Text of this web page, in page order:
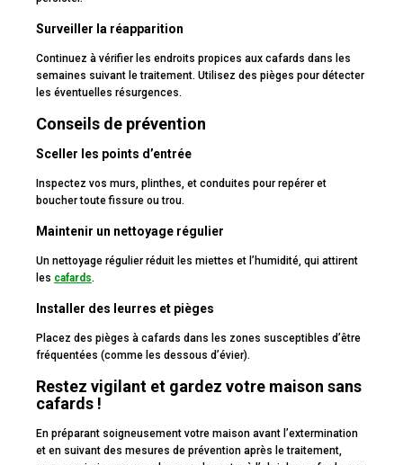
Surveiller la réapparition
Continuez à vérifier les endroits propices aux cafards dans les
semaines suivant le traitement. Utilisez des pièges pour détecter
les éventuelles résurgences.
Conseils de prévention
Sceller les points d’entrée
Inspectez vos murs, plinthes, et conduites pour repérer et
boucher toute fissure ou trou.
Maintenir un nettoyage régulier
Un nettoyage régulier réduit les miettes et l’humidité, qui attirent
les cafards.
Installer des leurres et pièges
Placez des pièges à cafards dans les zones susceptibles d’être
fréquentées (comme les dessous d’évier).
Restez vigilant et gardez votre maison sans
cafards !
En préparant soigneusement votre maison avant l’extermination
et en suivant des mesures de prévention après le traitement,